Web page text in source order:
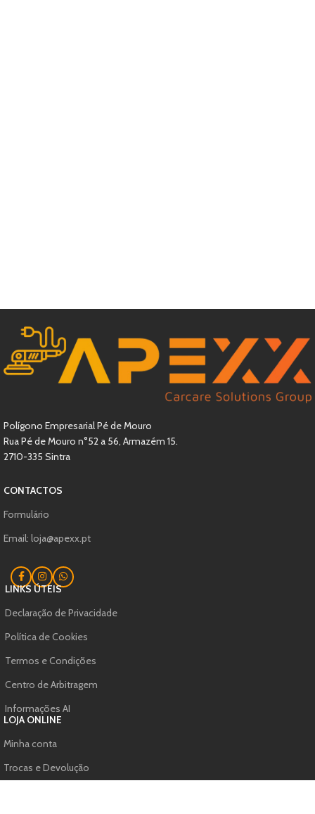
Polígono Empresarial Pé de Mouro
Rua Pé de Mouro n°52 a 56, Armazém 15.
2710-335 Sintra
CONTACTOS
Formulário
Email: loja@apexx.pt
LINKS ÚTEIS
Declaração de Privacidade
Política de Cookies
Termos e Condições
Centro de Arbitragem
Informações AI
LOJA ONLINE
Minha conta
Trocas e Devolução